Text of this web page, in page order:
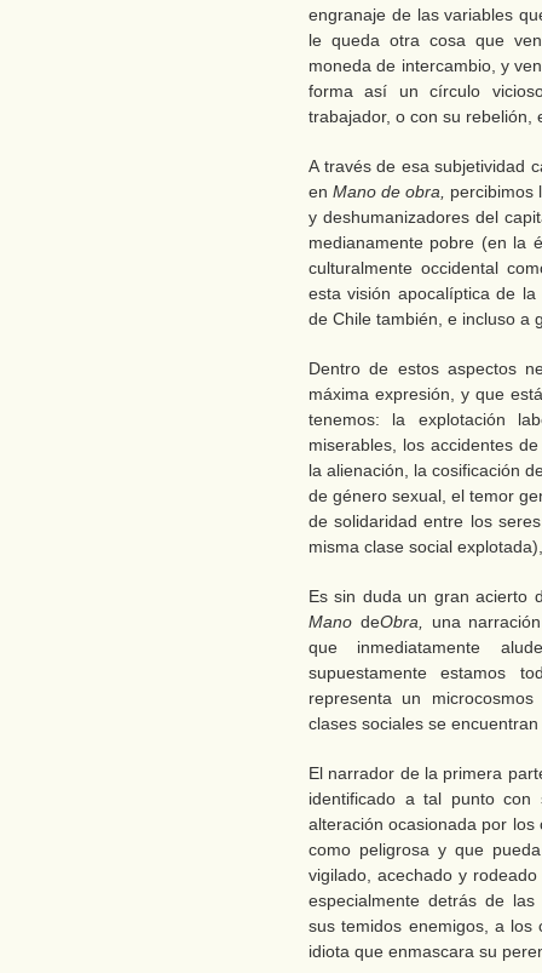
engranaje de las variables
le queda otra cosa que
moneda de intercambio, y
forma así un círculo
trabajador, o con su rebelión,
A través de esa subjetividad
en Mano de obra,
percibimos
y deshumanizadores del
medianamente pobre (en la
culturalmente occidental
esta visión apocalíptica de
de Chile también, e incluso a
Dentro de estos aspectos
máxima expresión, y que
tenemos: la explotación
miserables, los accidentes
la alienación, la cosificación
de género sexual, el temor
de solidaridad entre los
misma clase social
Es sin duda un gran acierto
Mano deObra, una
que inmediatamente
supuestamente estamos
representa un
clases sociales se
El narrador de la primera
identificado a tal punto con
alteración ocasionada por
como peligrosa y que
vigilado, acechado y
especialmente detrás de
sus temidos enemigos, a
idiota que enmascara su